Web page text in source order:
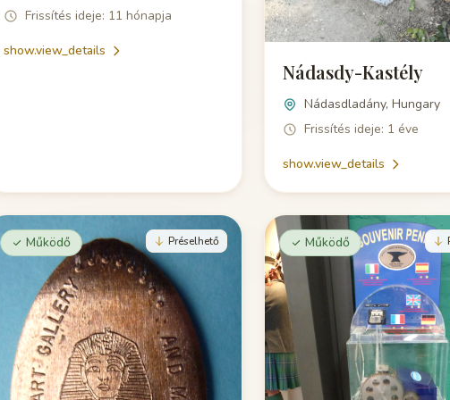
Frissítés ideje: 11 hónapja
show.view_details
Nádasdy-Kastély
Nádasdladány, Hungary
Frissítés ideje: 1 éve
show.view_details
Működő Préselhető Működő